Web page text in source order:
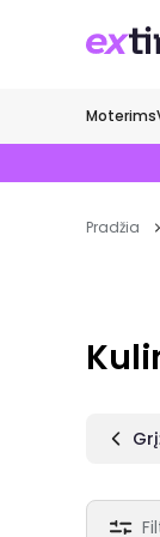
Moterims
Pradžia